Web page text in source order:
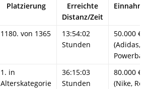
Platzierung
Erreichte
Distanz/Zeit
1180. von 1365
13:54:02
Stunden
50.000 €
(Adidas,
Powerbar)
1. in
Alterskategorie
36:15:03
Stunden
80.000 €
(Nike, Red